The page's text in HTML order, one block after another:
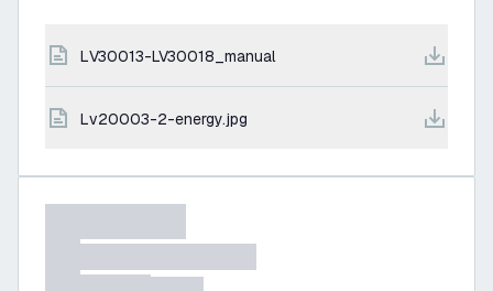
LV30013-LV30018_manual
lv20003-2-energy.jpg